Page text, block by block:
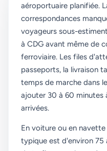
aéroportuaire planifiée.
correspondances
voyageurs sous-
à CDG avant même de
ferroviaire. Les files
passeports, la livraison
temps de marche dans
ajouter 30 à 60 minutes
arrivées.
En voiture ou en
typique est d'environ 75